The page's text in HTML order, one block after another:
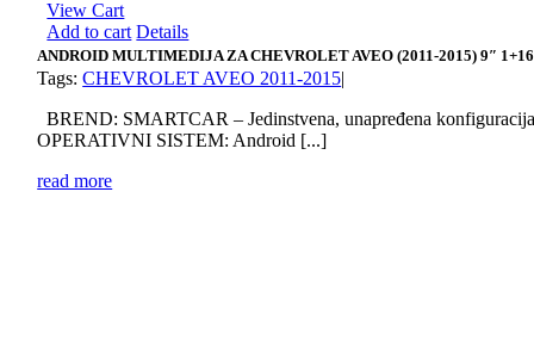
View Cart
Add to cart Details
ANDROID MULTIMEDIJA ZA CHEVROLET AVEO (2011-2015) 9″ 1+16
Tags:CHEVROLET AVEO 2011-2015|
BREND: SMARTCAR – Jedinstvena, unapređena
OPERATIVNI SISTEM: Android [...]
read more